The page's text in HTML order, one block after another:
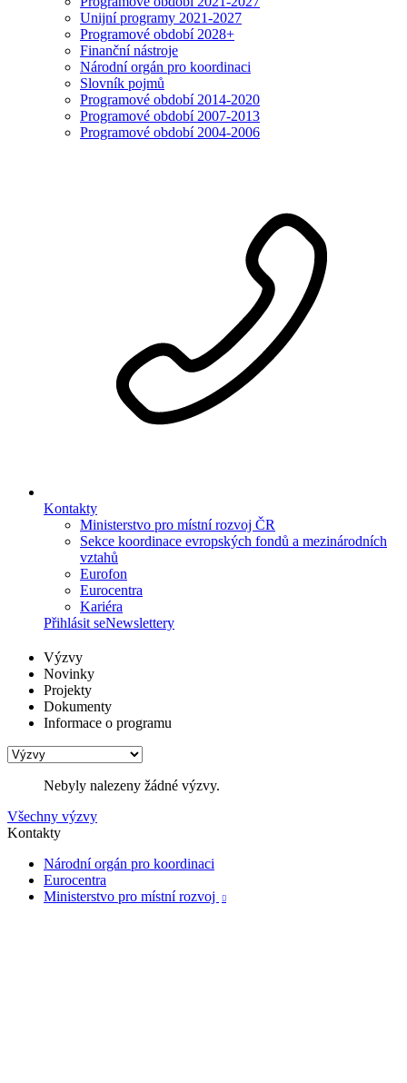
Unijní programy 2021-2027
Programové období 2028+
Finanční nástroje
Národní orgán pro koordinaci
Slovník pojmů
Programové období 2014-2020
Programové období 2007-2013
Programové období 2004-2006
Kontakty
Ministerstvo pro místní rozvoj ČR
Sekce koordinace evropských fondů a mezinárodních
vztahů
Eurofon
Eurocentra
Kariéra
Přihlásit seNewslettery
Výzvy
Novinky
Projekty
Dokumenty
Informace o programu
Nebyly nalezeny žádné výzvy.
Všechny výzvy
Kontakty
Národní orgán pro koordinaci
Eurocentra
Ministerstvo pro místní rozvoj
